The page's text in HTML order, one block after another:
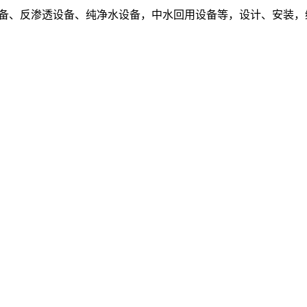
反渗透设备、纯净水设备，中水回用设备等，设计、安装，